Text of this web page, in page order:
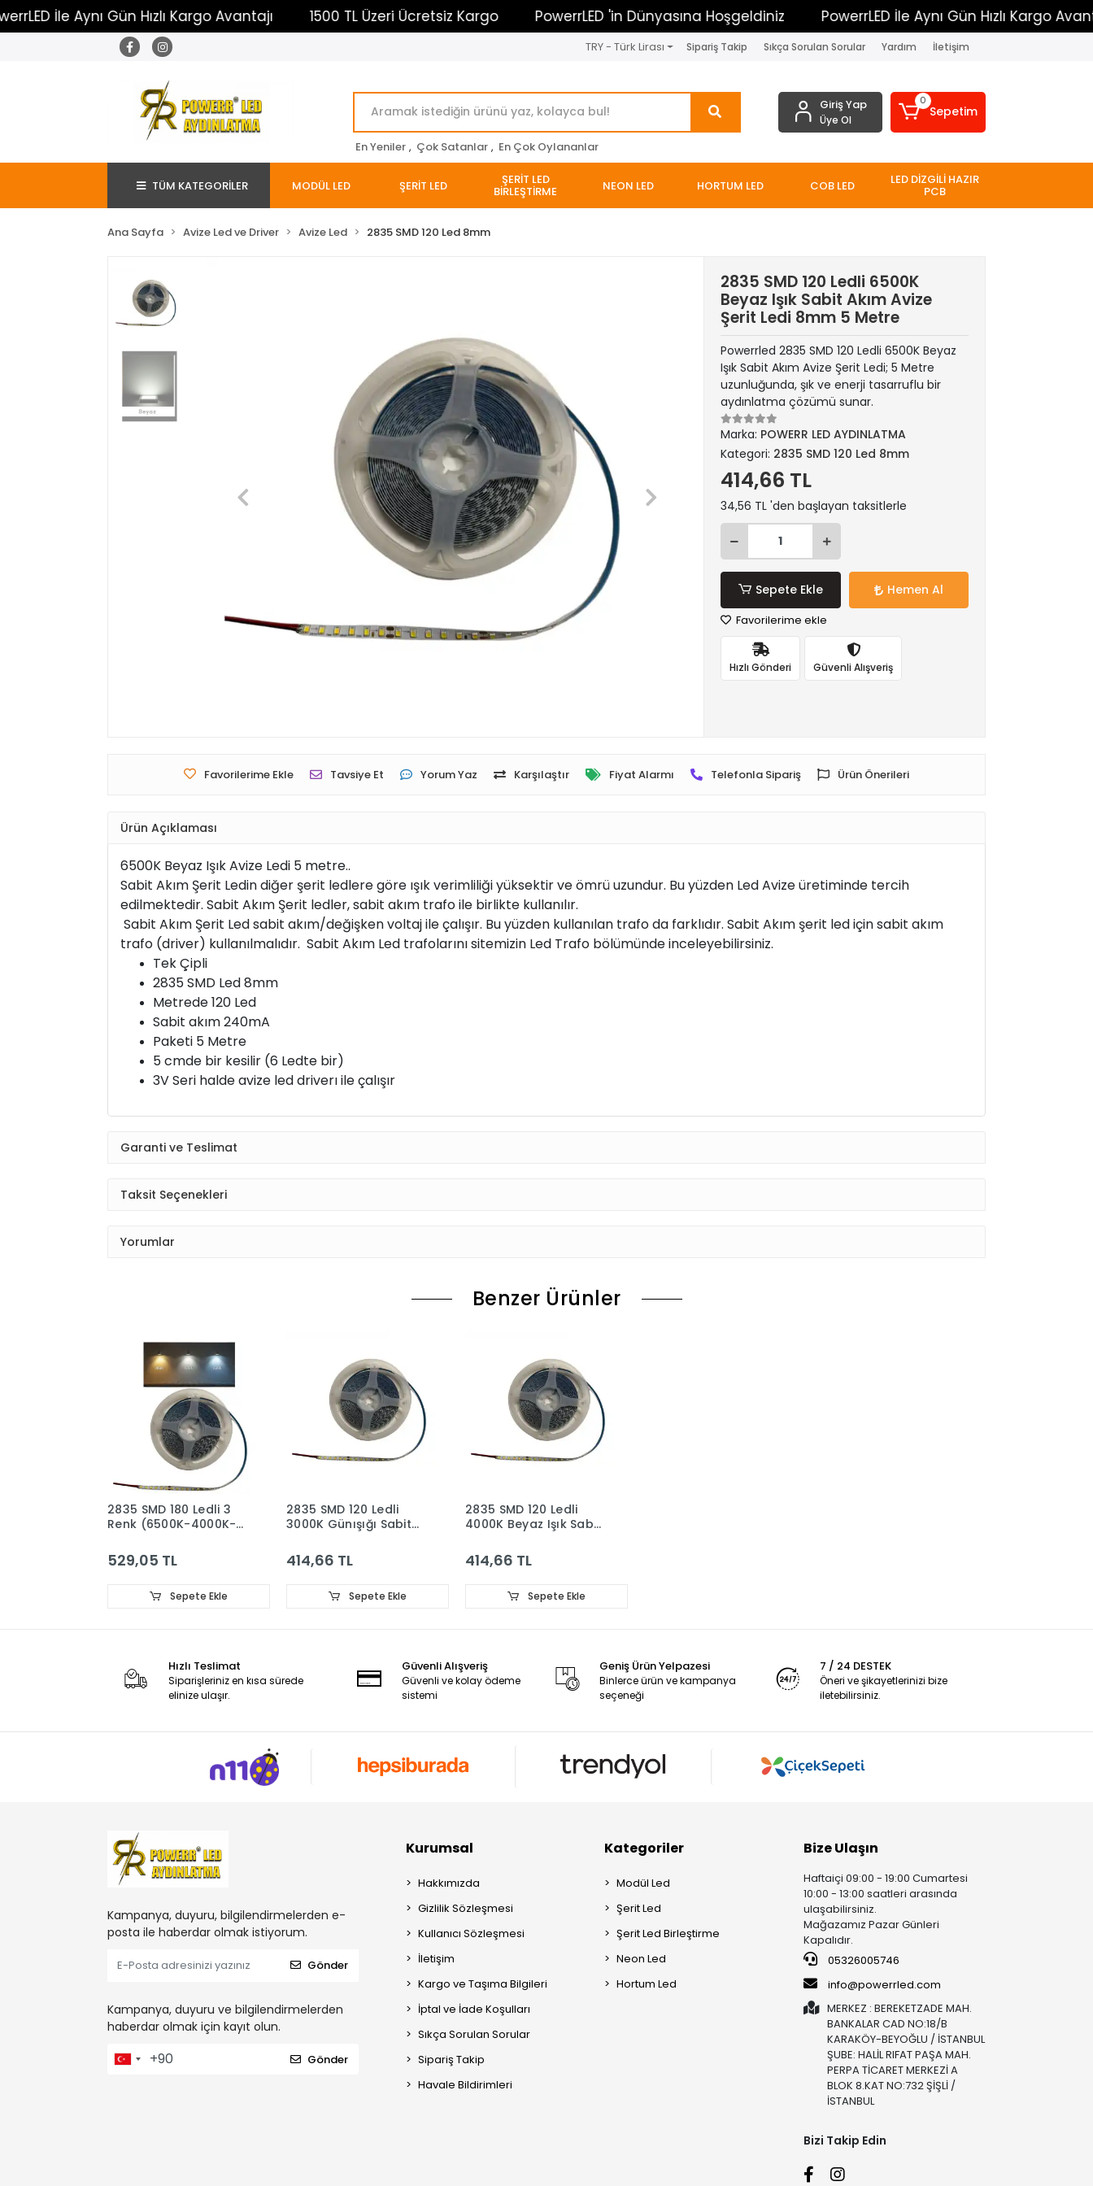
İle Aynı Gün Hızlı Kargo Avantajı 1500 TL Üzeri Ücretsiz Kargo PowerrLED 'in Dünyasına Hoşgeldiniz PowerrLED İle Aynı Gün Hızlı Kargo Avantajı
TRY - Türk Lirası Sipariş Takip Sıkça Sorulan Sorular Yardım İletişim
En Yeniler , Çok Satanlar , En Çok Oylananlar
Giriş Yap
Üye Ol
0
Sepetim
TÜM KATEGORİLER MODÜL LED ŞERİT LED ŞERİT LED
BİRLEŞTİRME NEON LED HORTUM LED COB LED LED DİZGİLİ HAZIR
PCB
Ana Sayfa Avize Led ve Driver Avize Led 2835 SMD 120 Led 8mm
2835 SMD 120 Ledli 6500K
Beyaz Işık Sabit Akım Avize
Şerit Ledi 8mm 5 Metre
Powerrled 2835 SMD 120 Ledli 6500K Beyaz
Işık Sabit Akım Avize Şerit Ledi; 5 Metre
uzunluğunda, şık ve enerji tasarruflu bir
aydınlatma çözümü sunar.
Marka: POWERR LED AYDINLATMA
Kategori: 2835 SMD 120 Led 8mm
414,66 TL
34,56 TL 'den başlayan taksitlerle
Sepete Ekle Hemen Al
Favorilerime ekle
Hızlı Gönderi Güvenli Alışveriş
Favorilerime Ekle Tavsiye Et Yorum Yaz Karşılaştır Fiyat Alarmı Telefonla Sipariş Ürün Önerileri
Ürün Açıklaması
6500K Beyaz Işık Avize Ledi 5 metre..
Sabit Akım Şerit Ledin diğer şerit ledlere göre ışık verimliliği yüksektir ve ömrü uzundur. Bu yüzden Led Avize üretiminde tercih
edilmektedir. Sabit Akım Şerit ledler, sabit akım trafo ile birlikte kullanılır.
Sabit Akım Şerit Led sabit akım/değişken voltaj ile çalışır. Bu yüzden kullanılan trafo da farklıdır. Sabit Akım şerit led için sabit akım
trafo (driver) kullanılmalıdır. Sabit Akım Led trafolarını sitemizin Led Trafo bölümünde inceleyebilirsiniz.
Tek Çipli
2835 SMD Led 8mm
Metrede 120 Led
Sabit akım 240mA
Paketi 5 Metre
5 cmde bir kesilir (6 Ledte bir)
3V Seri halde avize led driverı ile çalışır
Garanti ve Teslimat
Taksit Seçenekleri
Yorumlar
Benzer Ürünler
2835 SMD 180 Ledli 3
Renk (6500K-4000K-
Avize Şerit Ledi 8mm 5
Metre
529,05 TL
Sepete Ekle
2835 SMD 120 Ledli
3000K Günışığı Sabit
8mm 5 Metre
414,66 TL
Sepete Ekle
2835 SMD 120 Ledli
4000K Beyaz Işık Sabit
8mm 5 Metre
414,66 TL
Sepete Ekle
Hızlı Teslimat
Siparişleriniz en kısa sürede
elinize ulaşır.
Güvenli Alışveriş
Güvenli ve kolay ödeme
sistemi
Geniş Ürün Yelpazesi
Binlerce ürün ve kampanya
seçeneği
7 / 24 DESTEK
Öneri ve şikayetlerinizi bize
iletebilirsiniz.
Kampanya, duyuru, bilgilendirmelerden e-
posta ile haberdar olmak istiyorum.
Gönder
Kampanya, duyuru ve bilgilendirmelerden
haberdar olmak için kayıt olun.
Gönder
Kurumsal
Hakkımızda
Gizlilik Sözleşmesi
Kullanıcı Sözleşmesi
İletişim
Kargo ve Taşıma Bilgileri
İptal ve İade Koşulları
Sıkça Sorulan Sorular
Sipariş Takip
Havale Bildirimleri
Kategoriler
Modül Led
Şerit Led
Şerit Led Birleştirme
Neon Led
Hortum Led
Bize Ulaşın
Haftaiçi 09:00 - 19:00 Cumartesi
10:00 - 13:00 saatleri arasında
ulaşabilirsiniz.
Mağazamız Pazar Günleri
Kapalıdır.
05326005746
info@powerrled.com
MERKEZ : BEREKETZADE MAH.
BANKALAR CAD NO:18/B
KARAKÖY-BEYOĞLU / İSTANBUL
ŞUBE: HALİL RIFAT PAŞA MAH.
PERPA TİCARET MERKEZİ A
BLOK 8.KAT NO:732 ŞİŞLİ /
İSTANBUL
Bizi Takip Edin